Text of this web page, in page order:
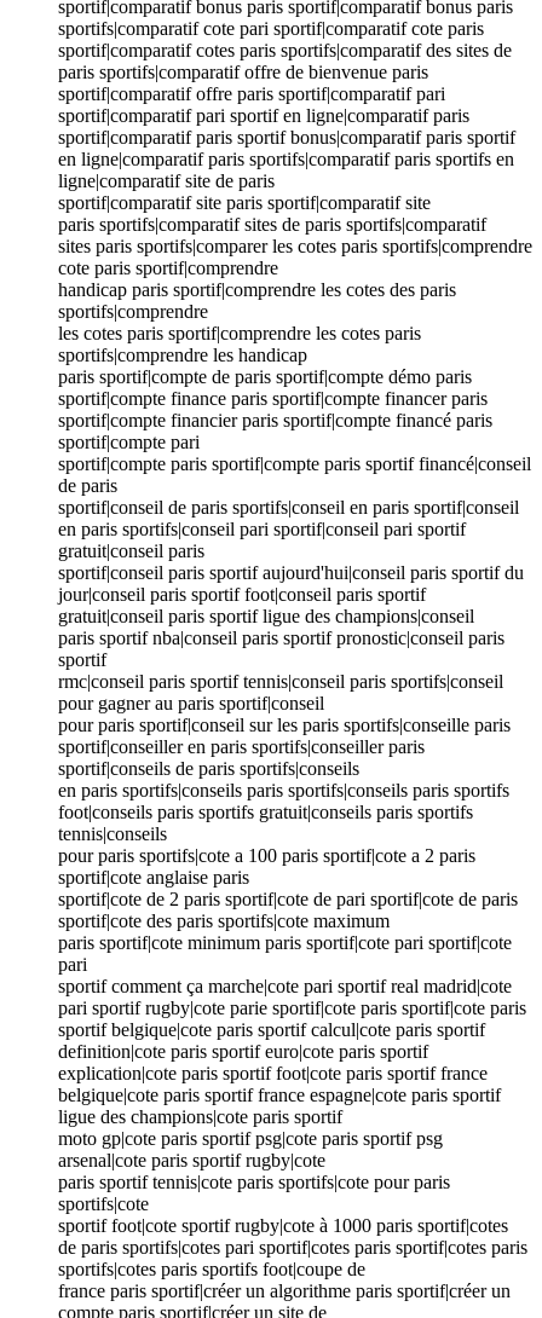
sportif|comparatif bonus paris sportif|comparatif bonus paris
sportifs|comparatif cote pari sportif|comparatif cote paris
sportif|comparatif cotes paris sportifs|comparatif des sites de
paris sportifs|comparatif offre de bienvenue paris
sportif|comparatif offre paris sportif|comparatif pari
sportif|comparatif pari sportif en ligne|comparatif paris
sportif|comparatif paris sportif bonus|comparatif paris sportif
en ligne|comparatif paris sportifs|comparatif paris sportifs en
ligne|comparatif site de paris
sportif|comparatif site paris sportif|comparatif site
paris sportifs|comparatif sites de paris sportifs|comparatif
sites paris sportifs|comparer les cotes paris sportifs|comprendre
cote paris sportif|comprendre
handicap paris sportif|comprendre les cotes des paris
sportifs|comprendre
les cotes paris sportif|comprendre les cotes paris
sportifs|comprendre les handicap
paris sportif|compte de paris sportif|compte démo paris
sportif|compte finance paris sportif|compte financer paris
sportif|compte financier paris sportif|compte financé paris
sportif|compte pari
sportif|compte paris sportif|compte paris sportif financé|conseil
de paris
sportif|conseil de paris sportifs|conseil en paris sportif|conseil
en paris sportifs|conseil pari sportif|conseil pari sportif
gratuit|conseil paris
sportif|conseil paris sportif aujourd'hui|conseil paris sportif du
jour|conseil paris sportif foot|conseil paris sportif
gratuit|conseil paris sportif ligue des champions|conseil
paris sportif nba|conseil paris sportif pronostic|conseil paris
sportif
rmc|conseil paris sportif tennis|conseil paris sportifs|conseil
pour gagner au paris sportif|conseil
pour paris sportif|conseil sur les paris sportifs|conseille paris
sportif|conseiller en paris sportifs|conseiller paris
sportif|conseils de paris sportifs|conseils
en paris sportifs|conseils paris sportifs|conseils paris sportifs
foot|conseils paris sportifs gratuit|conseils paris sportifs
tennis|conseils
pour paris sportifs|cote a 100 paris sportif|cote a 2 paris
sportif|cote anglaise paris
sportif|cote de 2 paris sportif|cote de pari sportif|cote de paris
sportif|cote des paris sportifs|cote maximum
paris sportif|cote minimum paris sportif|cote pari sportif|cote
pari
sportif comment ça marche|cote pari sportif real madrid|cote
pari sportif rugby|cote parie sportif|cote paris sportif|cote paris
sportif belgique|cote paris sportif calcul|cote paris sportif
definition|cote paris sportif euro|cote paris sportif
explication|cote paris sportif foot|cote paris sportif france
belgique|cote paris sportif france espagne|cote paris sportif
ligue des champions|cote paris sportif
moto gp|cote paris sportif psg|cote paris sportif psg
arsenal|cote paris sportif rugby|cote
paris sportif tennis|cote paris sportifs|cote pour paris
sportifs|cote
sportif foot|cote sportif rugby|cote à 1000 paris sportif|cotes
de paris sportifs|cotes pari sportif|cotes paris sportif|cotes paris
sportifs|cotes paris sportifs foot|coupe de
france paris sportif|créer un algorithme paris sportif|créer un
compte paris sportif|créer un site de